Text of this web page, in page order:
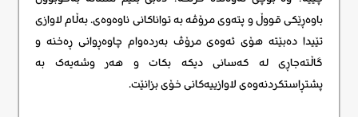
باوەڕێکی قووڵ و پتەوی مرۆڤە بە تواناکانی ناوەوەی. بەڵام لاوازی
تێیدا دەبێتە هۆی ئەوەی مرۆڤ بەردەوام چاوەڕوانی ڕەخنە و
گاڵتەجاڕی لە کەسانی دیکە بکات و هەر وشەیەک بە
پشتڕاستکردنەوەی لاوازییەکانی خۆی بزانێت.